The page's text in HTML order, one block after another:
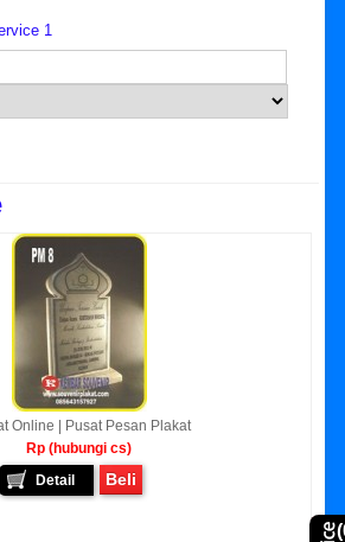
Online | Pusat Pesan Plakat
Rp (hubungi cs)
Detail
Beli